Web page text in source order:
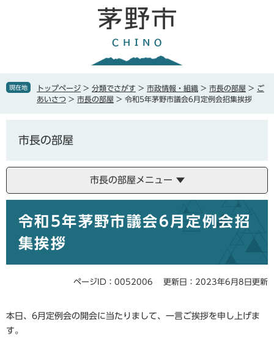
で
ば現在地 トップページ > 分類でさがす > 市政情報・組織 > 市長の部屋 > ご
あいさつ > 市長の部屋 > 令和5年茅野市議会6月定例会招集挨拶
市長の部屋
市長の部屋メニュー
令和5年茅野市議会6月定例会招
集挨拶
ページID：0052006 更新日：2023年6月8日更新
​本日、6月定例会の開会に当たりまして、一言ご挨拶を申し上げま
す。